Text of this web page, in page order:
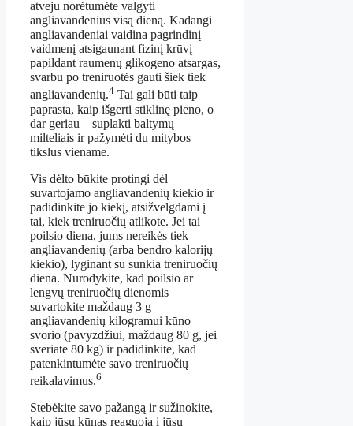
atveju norėtumėte valgyti
angliavandenius visą dieną. Kadangi
angliavandeniai vaidina pagrindinį
vaidmenį atsigaunant fizinį krūvį –
papildant raumenų glikogeno atsargas,
svarbu po treniruotės gauti šiek tiek
angliavandenių.4 Tai gali būti taip
paprasta, kaip išgerti stiklinę pieno, o
dar geriau – suplakti baltymų
milteliais ir pažymėti du mitybos
tikslus viename.
Vis dėlto būkite protingi dėl
suvartojamo angliavandenių kiekio ir
padidinkite jo kiekį, atsižvelgdami į
tai, kiek treniruočių atlikote. Jei tai
poilsio diena, jums nereikės tiek
angliavandenių (arba bendro kalorijų
kiekio), lyginant su sunkia treniruočių
diena. Nurodykite, kad poilsio ar
lengvų treniruočių dienomis
suvartokite maždaug 3 g
angliavandenių kilogramui kūno
svorio (pavyzdžiui, maždaug 80 g, jei
sveriate 80 kg) ir padidinkite, kad
patenkintumėte savo treniruočių
reikalavimus.6
Stebėkite savo pažangą ir sužinokite,
kaip jūsų kūnas reaguoja į jūsų